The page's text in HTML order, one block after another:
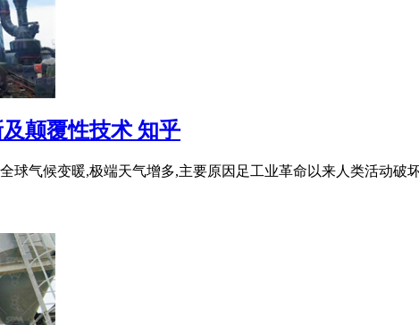
颠覆性技术 知乎
球气候变暖,极端天气增多,主要原因足工业革命以来人类活动破